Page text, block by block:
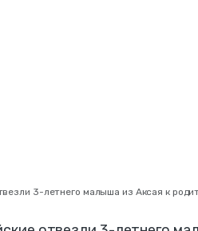
3-летнего малыша из Аксая к